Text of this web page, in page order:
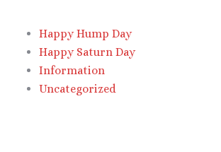
Happy Hump Day
Happy Saturn Day
Information
Uncategorized